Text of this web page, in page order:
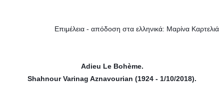
Επιμέλεια - απόδοση στα ελληνικά: Μαρίνα Καρτελιά
Adieu Le Bohème.
Shahnour Varinag Aznavourian (1924 - 1/10/2018).